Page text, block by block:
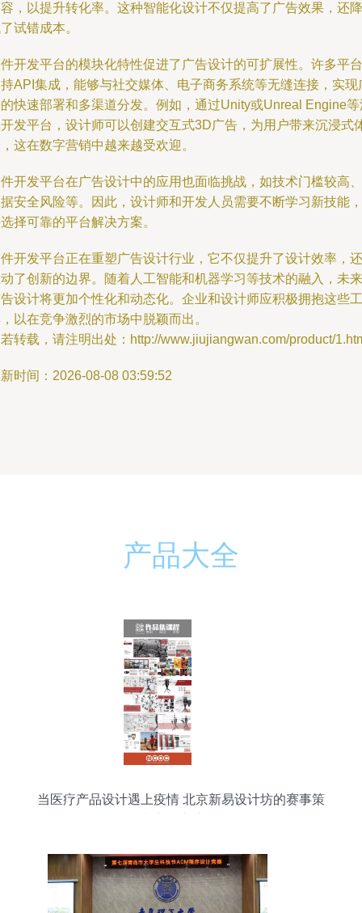
，以提升转化率。这种智能化设计不仅提高了广告效果，还降
试错成本。
开发平台的模块化特性促进了广告设计的可扩展性。许多平台
API集成，能够与社交媒体、电子商务系统等无缝连接，实现
快速部署和多渠道分发。例如，通过Unity或Unreal Engine等
发平台，设计师可以创建交互式3D广告，为用户带来沉浸式
这在数字营销中越来越受欢迎。
开发平台在广告设计中的应用也面临挑战，如技术门槛较高、
安全风险等。因此，设计师和开发人员需要不断学习新技能，
择可靠的平台解决方案。
开发平台正在重塑广告设计行业，它不仅提升了设计效率，还
了创新的边界。随着人工智能和机器学习等技术的融入，未来
设计将更加个性化和动态化。企业和设计师应积极拥抱这些工
以在竞争激烈的市场中脱颖而出。
转载，请注明出处：http://www.jiujiangwan.com/product/
时间：2026-08-08 03:59:52
产品大全
当医疗产品设计遇上疫情 北京新易设计坊的赛事策